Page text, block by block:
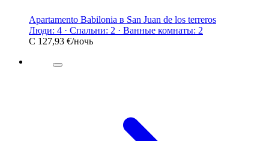
Apartamento Babilonia в San Juan de los terreros
Люди: 4 · Спальни: 2 · Ванные комнаты: 2
С 127,93 €/ночь